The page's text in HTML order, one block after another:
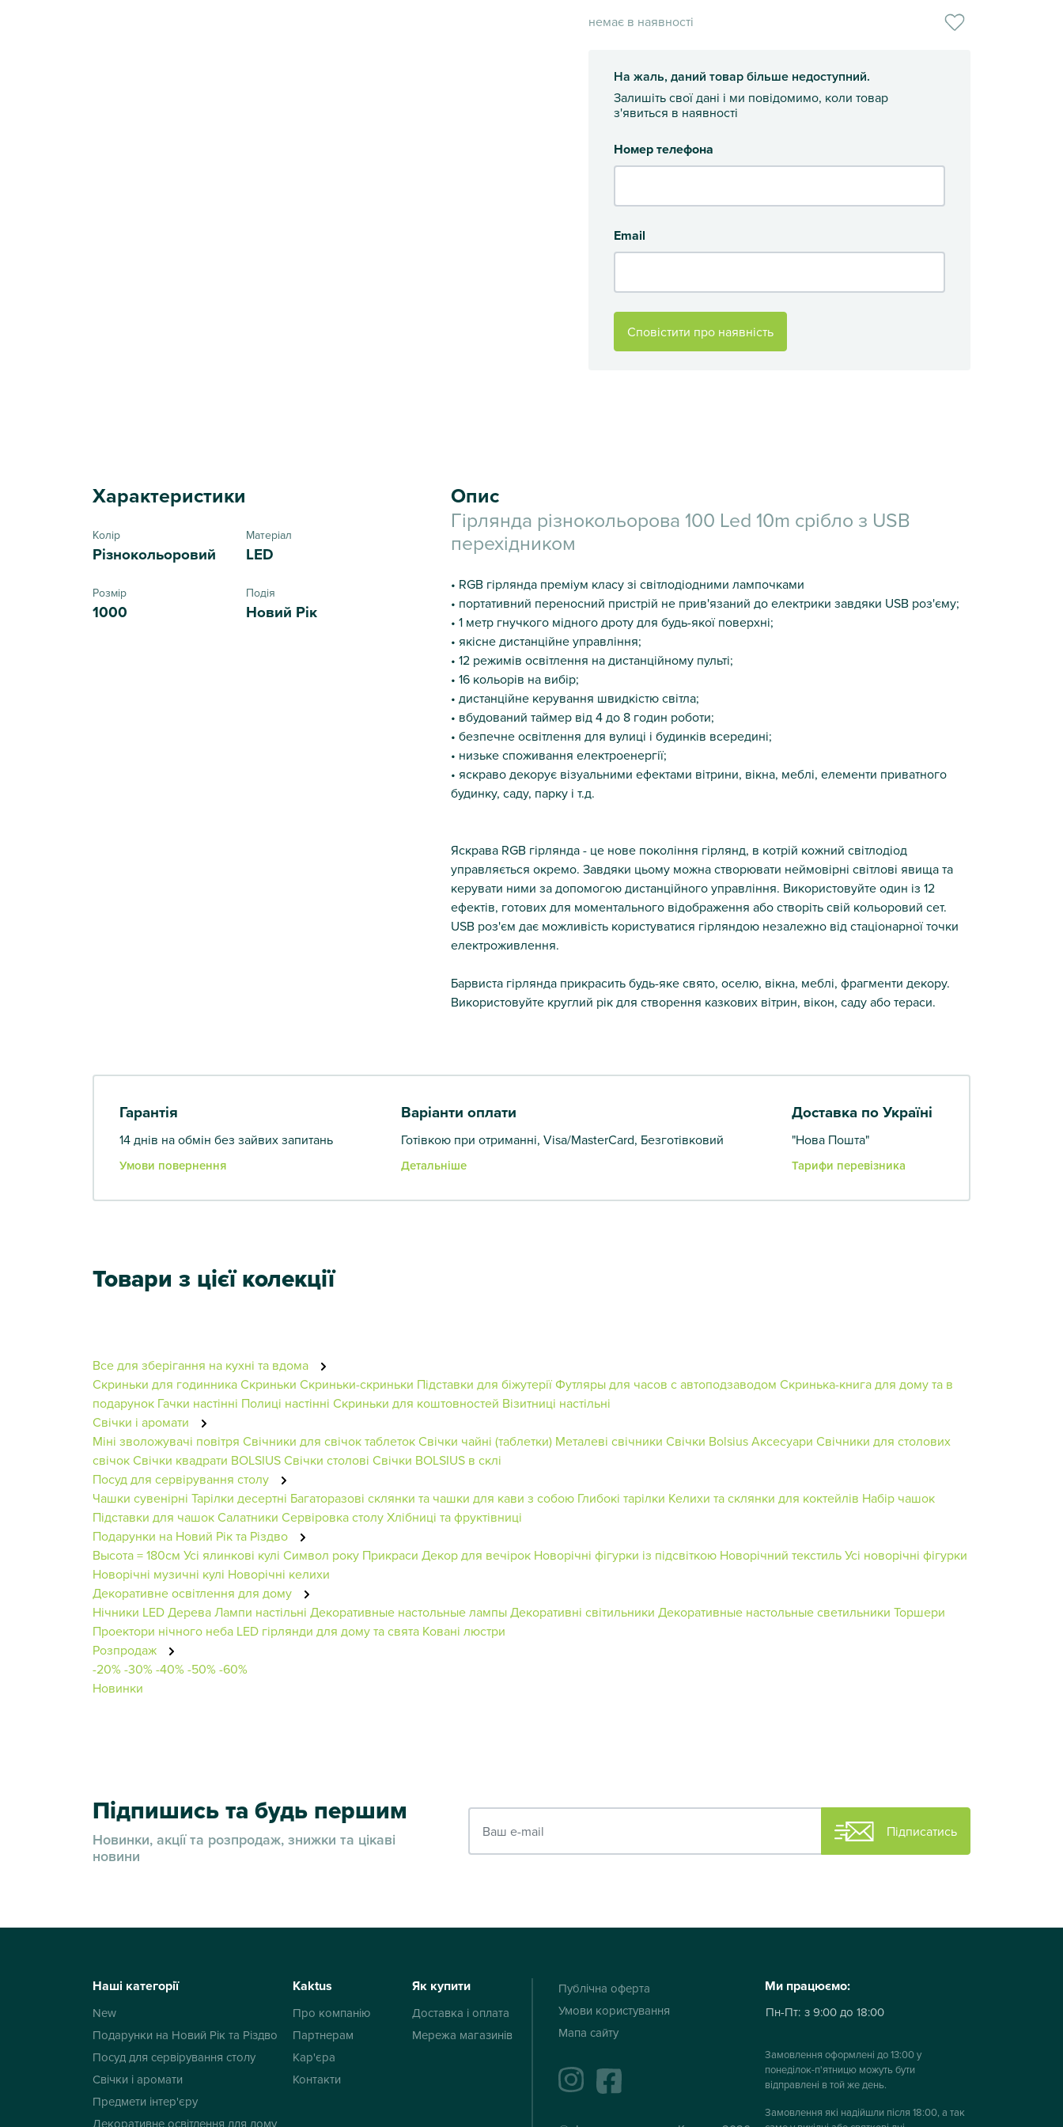
немає в наявності
На жаль, даний товар більше недоступний.
Залишіть свої дані і ми повідомимо, коли товар
з'явиться в наявності
Номер телефона
Email
Сповістити про наявність
Характеристики
Колір
Різнокольоровий
Матеріал
LED
Розмір
1000
Подія
Новий Рік
Опис
Гірлянда різнокольорова 100 Led 10m срібло з USB
перехідником
• RGB гірлянда преміум класу зі світлодіодними лампочками
• портативний переносний пристрій не прив'язаний до електрики завдяки USB роз'єму;
• 1 метр гнучкого мідного дроту для будь-якої поверхні;
• якісне дистанційне управління;
• 12 режимів освітлення на дистанційному пульті;
• 16 кольорів на вибір;
• дистанційне керування швидкістю світла;
• вбудований таймер від 4 до 8 годин роботи;
• безпечне освітлення для вулиці і будинків всередині;
• низьке споживання електроенергії;
• яскраво декорує візуальними ефектами вітрини, вікна, меблі, елементи приватного
будинку, саду, парку і т.д.
Яскрава RGB гірлянда - це нове покоління гірлянд, в котрій кожний світлодіод
управляється окремо. Завдяки цьому можна створювати неймовірні світлові явища та
керувати ними за допомогою дистанційного управління. Використовуйте один із 12
ефектів, готових для моментального відображення або створіть свій кольоровий сет.
USB роз'єм дає можливість користуватися гірляндою незалежно від стаціонарної точки
електроживлення.
Барвиста гірлянда прикрасить будь-яке свято, оселю, вікна, меблі, фрагменти декору.
Використовуйте круглий рік для створення казкових вітрин, вікон, саду або тераси.
Гарантія
14 днів на обмін без зайвих запитань
Умови повернення
Варіанти оплати
Готівкою при отриманні, Visa/MasterCard, Безготівковий
Детальніше
Доставка по Україні
"Нова Пошта"
Тарифи перевізника
Товари з цієї колекції
Все для зберігання на кухні та вдома
Скриньки для годинникаСкриньки Скриньки-скриньки Підставки для біжутеріїФутляры для часов с автоподзаводом Скринька-книга для дому та в
подарунок Гачки настінні Полиці настінні Скриньки для коштовностей Візитниці настільні
Свічки і аромати
Міні зволожувачі повітря Свічники для свічок таблетокСвічки чайні (таблетки) Металеві свічники Свічки BolsiusАксесуари Свічники для столових
свічокСвічки квадрати BOLSIUSСвічки столові Свічки BOLSIUS в склі
Посуд для сервірування столу
Чашки сувенірні Тарілки десертні Багаторазові склянки та чашки для кави з собою Глибокі тарілки Келихи та склянки для коктейлів Набір чашок
Підставки для чашокСалатники Сервіровка столуХлібниці та фруктівниці
Подарунки на Новий Рік та Різдво
Высота = 180см Усі ялинкові кулі Символ року Прикраси Декор для вечірок Новорічні фігурки із підсвіткою Новорічний текстильУсі новорічні фігурки
Новорічні музичні кулі Новорічні келихи
Декоративне освітлення для дому
Нічники LED ДереваЛампи настільні Декоративные настольные лампыДекоративні світильники Декоративные настольные светильники Торшери
Проектори нічного неба LED гірлянди для дому та свята Ковані люстри
Розпродаж
-20%-30%-40%-50%-60%
Новинки
Підпишись та будь першим
Новинки, акції та розпродаж, знижки та цікаві
новини
Підписатись
Наші категорії
New
Подарунки на Новий Рік та Різдво
Посуд для сервірування столу
Свічки і аромати
Предмети інтер'єру
Декоративне освітлення для дому
Kaktus
Про компанію
Партнерам
Кар'єра
Контакти
Як купити
Доставка і оплата
Мережа магазинів
Публічна оферта
Умови користування
Мапа сайту
instagramfacebook
Ми працюємо:
Пн-Пт: з 9:00 до 18:00
Замовлення оформлені до 13:00 у
понеділок-п'ятницю можуть бути
відправлені в той же день.
Замовлення які надійшли після 18:00, а так